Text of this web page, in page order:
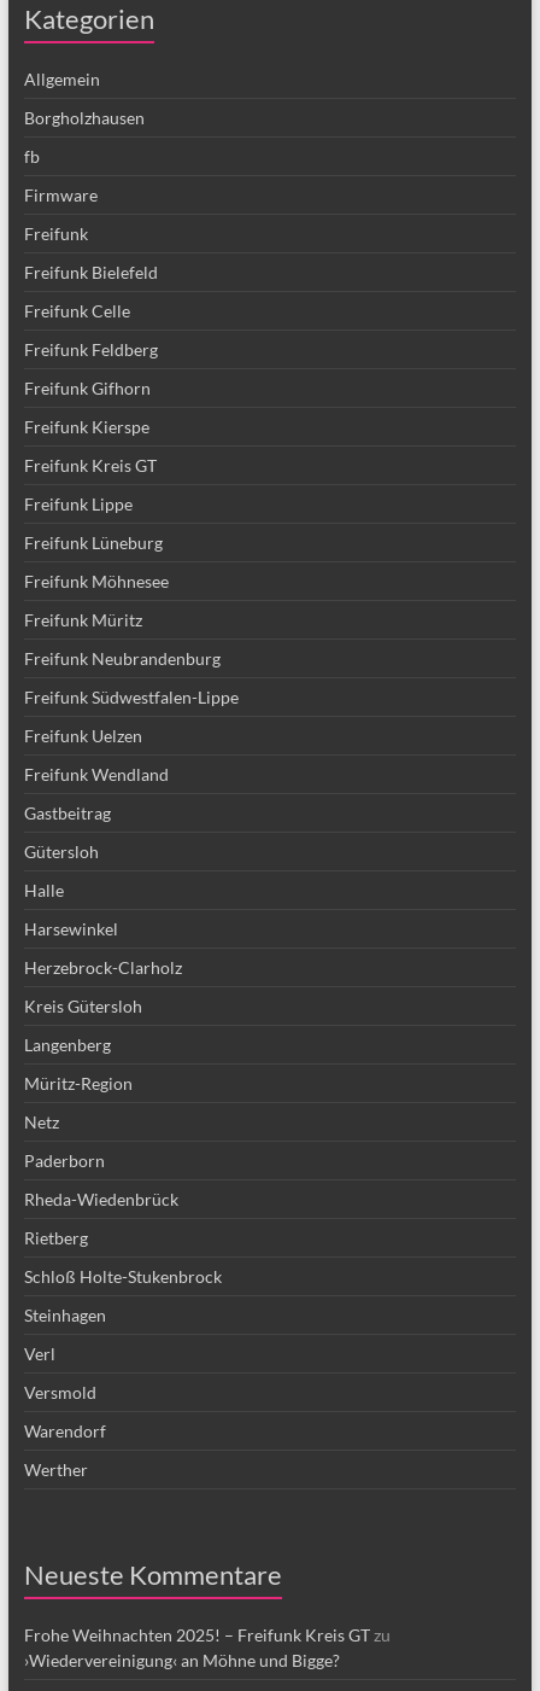
Kategorien
Allgemein
Borgholzhausen
fb
Firmware
Freifunk
Freifunk Bielefeld
Freifunk Celle
Freifunk Feldberg
Freifunk Gifhorn
Freifunk Kierspe
Freifunk Kreis GT
Freifunk Lippe
Freifunk Lüneburg
Freifunk Möhnesee
Freifunk Müritz
Freifunk Neubrandenburg
Freifunk Südwestfalen-Lippe
Freifunk Uelzen
Freifunk Wendland
Gastbeitrag
Gütersloh
Halle
Harsewinkel
Herzebrock-Clarholz
Kreis Gütersloh
Langenberg
Müritz-Region
Netz
Paderborn
Rheda-Wiedenbrück
Rietberg
Schloß Holte-Stukenbrock
Steinhagen
Verl
Versmold
Warendorf
Werther
Neueste Kommentare
Frohe Weihnachten 2025! – Freifunk Kreis GTzu
›Wiedervereinigung‹ an Möhne und Bigge?